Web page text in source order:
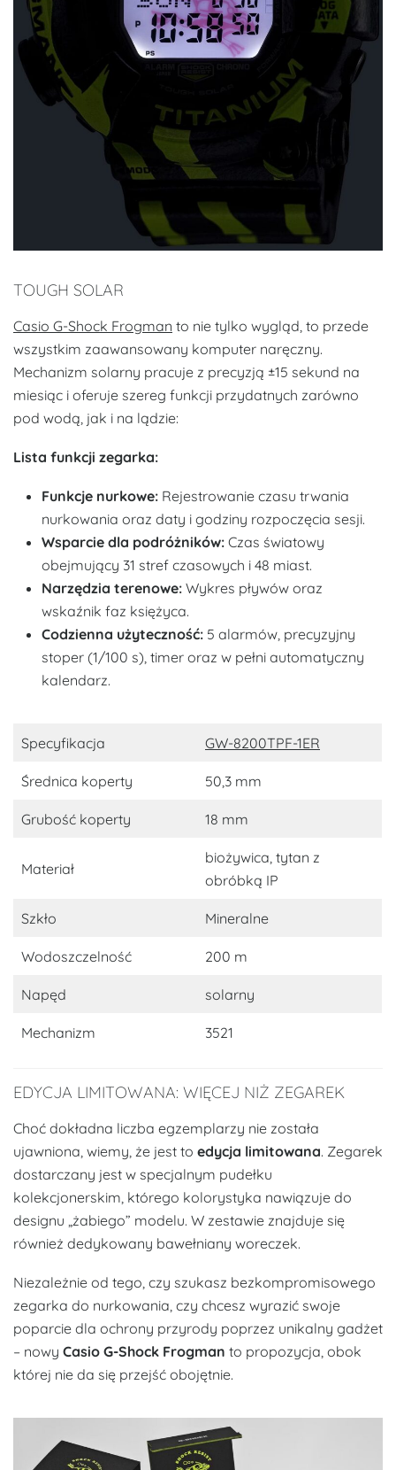
TOUGH SOLAR
Casio G-Shock Frogman to nie tylko wygląd, to przede
wszystkim zaawansowany komputer naręczny.
Mechanizm solarny pracuje z precyzją ±15 sekund na
miesiąc i oferuje szereg funkcji przydatnych zarówno
pod wodą, jak i na lądzie:
Lista funkcji zegarka:
Funkcje nurkowe: Rejestrowanie czasu trwania
nurkowania oraz daty i godziny rozpoczęcia sesji.
Wsparcie dla podróżników: Czas światowy
obejmujący 31 stref czasowych i 48 miast.
Narzędzia terenowe: Wykres pływów oraz
wskaźnik faz księżyca.
Codzienna użyteczność: 5 alarmów, precyzyjny
stoper (1/100 s), timer oraz w pełni automatyczny
kalendarz.
Specyfikacja GW-8200TPF-1ER
Średnica koperty 50,3 mm
Grubość koperty 18 mm
Materiał
biożywica, tytan z
obróbką IP
Szkło Mineralne
Wodoszczelność 200 m
Napęd solarny
Mechanizm 3521
EDYCJA LIMITOWANA: WIĘCEJ NIŻ ZEGAREK
Choć dokładna liczba egzemplarzy nie została
ujawniona, wiemy, że jest to edycja limitowana. Zegarek
dostarczany jest w specjalnym pudełku
kolekcjonerskim, którego kolorystyka nawiązuje do
designu „żabiego” modelu. W zestawie znajduje się
również dedykowany bawełniany woreczek.
Niezależnie od tego, czy szukasz bezkompromisowego
zegarka do nurkowania, czy chcesz wyrazić swoje
poparcie dla ochrony przyrody poprzez unikalny gadżet
– nowy Casio G-Shock Frogman to propozycja, obok
której nie da się przejść obojętnie.